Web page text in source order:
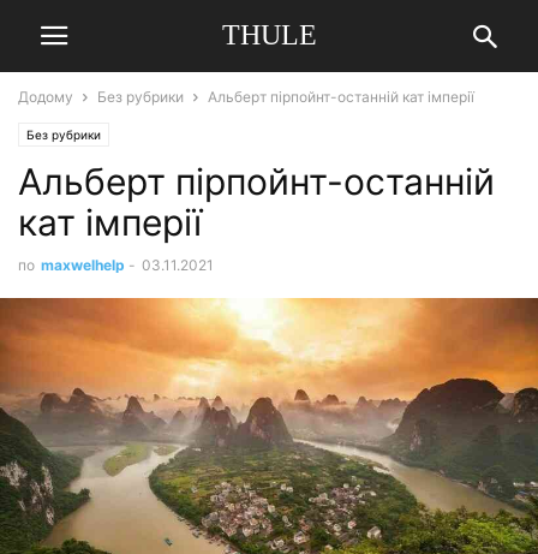
THULE
Додому Без рубрики Альберт пірпойнт-останній кат імперії
Без рубрики
Альберт пірпойнт-останній
кат імперії
по maxwelhelp - 03.11.2021